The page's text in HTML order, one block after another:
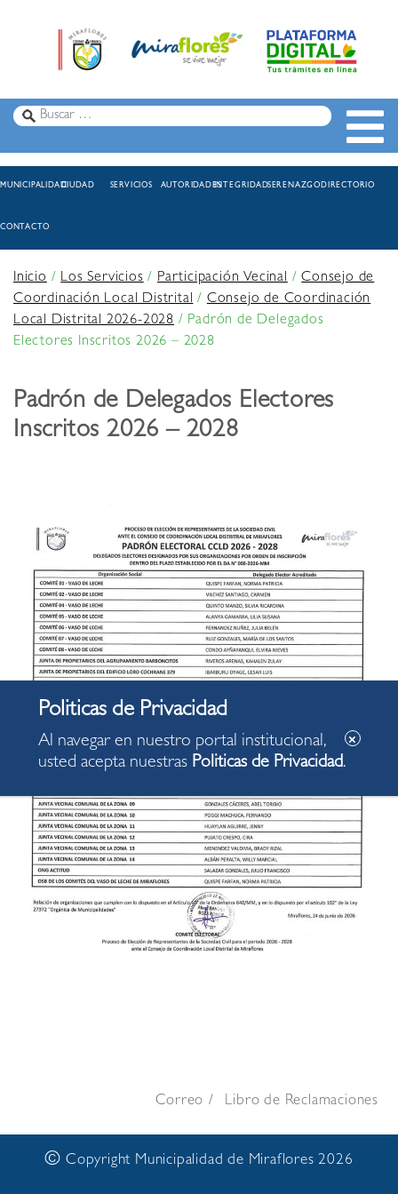
MUNICIPALIDADCIUDAD SERVICIOS AUTORIDADESINTEGRIDADSERENAZGODIRECTORIO
CONTACTO
Inicio/Los Servicios/Participación Vecinal/Consejo de
Coordinación Local Distrital/Consejo de Coordinación
Local Distrital 2026-2028 / Padrón de Delegados
Electores Inscritos 2026 – 2028
Padrón de Delegados Electores
Inscritos 2026 – 2028
Correo Libro de Reclamaciones
© Copyright Municipalidad de Miraflores 2026
Al navegar en nuestro portal institucional,
usted acepta nuestras Politicas de Privacidad.